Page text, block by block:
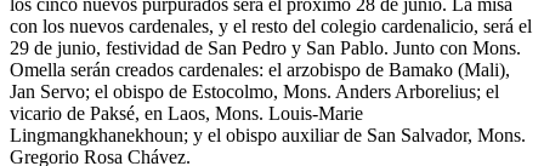
los cinco nuevos purpurados será el próximo 28 de junio. La misa
con los nuevos cardenales, y el resto del colegio cardenalicio, será el
29 de junio, festividad de San Pedro y San Pablo. Junto con Mons.
Omella serán creados cardenales: el arzobispo de Bamako (Mali),
Jan Servo; el obispo de Estocolmo, Mons. Anders Arborelius; el
vicario de Paksé, en Laos, Mons. Louis-Marie
Lingmangkhanekhoun; y el obispo auxiliar de San Salvador, Mons.
Gregorio Rosa Chávez.